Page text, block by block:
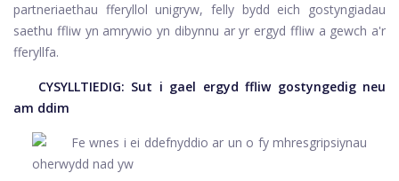
partneriaethau fferyllol unigryw, felly bydd eich gostyngiadau
saethu ffliw yn amrywio yn dibynnu ar yr ergyd ffliw a gewch a'r
fferyllfa.
CYSYLLTIEDIG: Sut i gael ergyd ffliw gostyngedig neu
am ddim